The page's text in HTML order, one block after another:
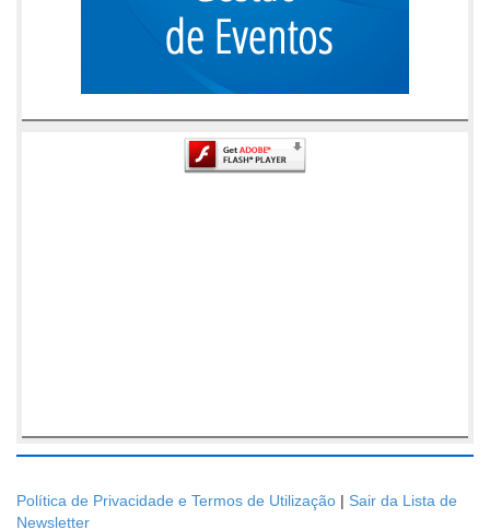
Política de Privacidade e Termos de Utilização | Sair da Lista de
Newsletter